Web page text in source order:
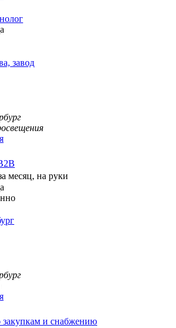
завод
месяц, на руки
и снабжению